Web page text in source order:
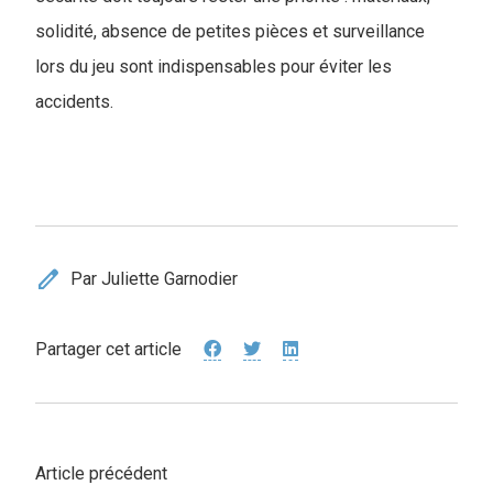
solidité, absence de petites pièces et surveillance
lors du jeu sont indispensables pour éviter les
accidents.
edit Par Juliette Garnodier
Partager cet article
Article précédent